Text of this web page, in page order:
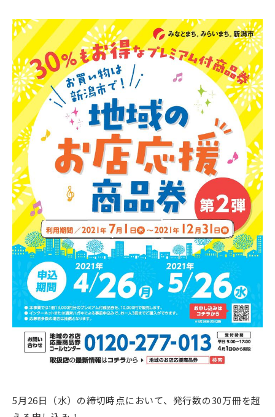
5月26日（水）の締切時点において、発行数の30万冊を超